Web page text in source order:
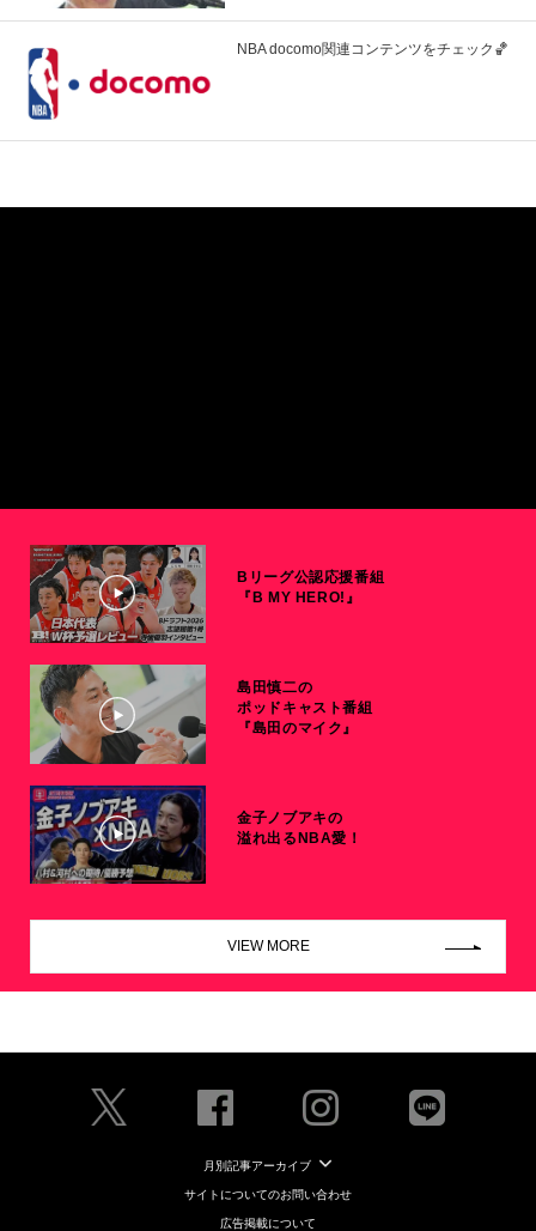
NBA docomo関連コンテンツをチェック🏀
Bリーグ公認応援番組
『B MY HERO!』
島田慎二の
ポッドキャスト番組
『島田のマイク』
金子ノブアキの
溢れ出るNBA愛！
VIEW MORE
月別記事アーカイブ
サイトについてのお問い合わせ
広告掲載について